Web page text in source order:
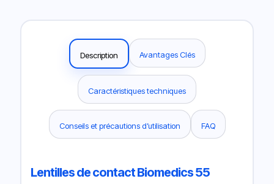
Description Avantages Clés
Caractéristiques techniques
Conseils et précautions d’utilisation FAQ
Lentilles de contact Biomedics 55